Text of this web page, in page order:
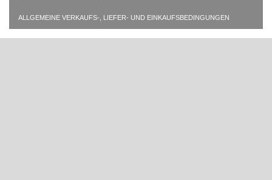
ALLGEMEINE VERKAUFS-, LIEFER- UND EINKAUFSBEDINGUNGEN